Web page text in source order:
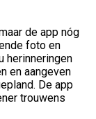
de app nóg
foto en
herinneringen
en aangeven
De app
trouwens